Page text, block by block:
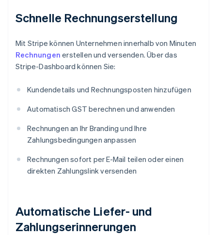
Schnelle Rechnungserstellung
Mit Stripe können Unternehmen innerhalb von Minuten
Rechnungen erstellen und versenden. Über das
Stripe-Dashboard können Sie:
Kundendetails und Rechnungsposten hinzufügen
Automatisch GST berechnen und anwenden
Rechnungen an Ihr Branding und Ihre
Zahlungsbedingungen anpassen
Rechnungen sofort per E-Mail teilen oder einen
direkten Zahlungslink versenden
Automatische Liefer- und
Zahlungserinnerungen